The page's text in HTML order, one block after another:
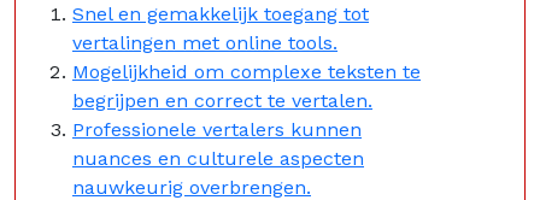
Snel en gemakkelijk toegang tot
vertalingen met online tools.
Mogelijkheid om complexe teksten te
begrijpen en correct te vertalen.
Professionele vertalers kunnen
nuances en culturele aspecten
nauwkeurig overbrengen.